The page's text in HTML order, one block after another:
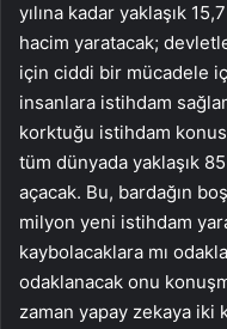
yılına kadar yaklaşık
hacim yaratacak;
için ciddi bir mücadele
insanlara istihdam
korktuğu istihdam
tüm dünyada yaklaşık
açacak. Bu, bardağın
milyon yeni istihdam
kaybolacaklara mı
odaklanacak onu
zaman yapay zekaya iki